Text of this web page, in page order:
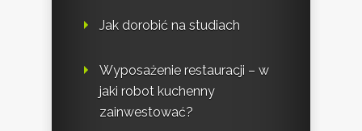
Jak dorobić na studiach
Wyposażenie restauracji – w
jaki robot kuchenny
zainwestować?